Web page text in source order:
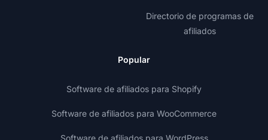
Directorio de programas de
afiliados
Popular
Software de afiliados para Shopify
Software de afiliados para WooCommerce
Software de afiliados para WordPress